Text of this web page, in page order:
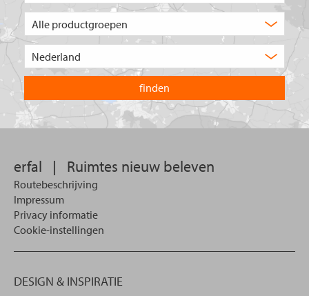
product
u?
land
waarin
u
wilt
zoeken.
erfal | Ruimtes nieuw beleven
Routebeschrijving
Impressum
Privacy informatie
Cookie-instellingen
DESIGN & INSPIRATIE